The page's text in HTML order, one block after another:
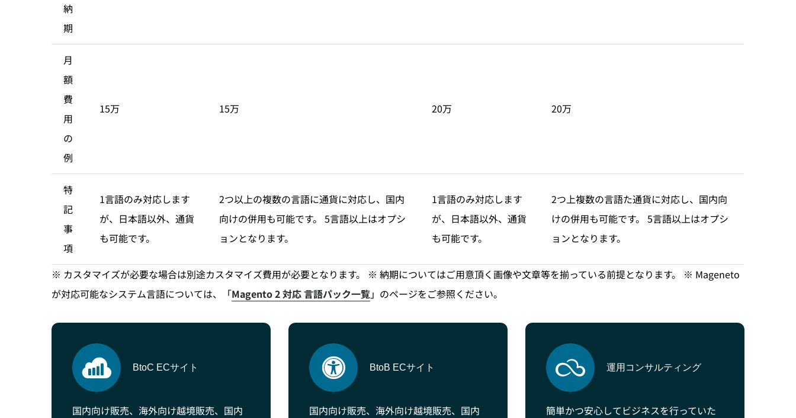
納
期
月
額
費
用
の
例
15万 15万 20万 20万
特
記
事
項
1言語のみ対応します
が、日本語以外、通貨
も可能です。
2つ以上の複数の言語に通貨に対応し、国内
向けの併用も可能です。 5言語以上はオプシ
ョンとなります。
1言語のみ対応します
が、日本語以外、通貨
も可能です。
2つ上複数の言語た通貨に対応し、国内向
けの併用も可能です。 5言語以上はオプシ
ョンとなります。
※ カスタマイズが必要な場合は別途カスタマイズ費用が必要となります。 ※ 納期についてはご用意頂く画像や文章等を揃っている前提となります。 ※ Mageneto
が対応可能なシステム言語については、「Magento 2 対応 言語パック一覧」のページをご参照ください。
BtoC ECサイト
国内向け販売、海外向け越境販売、国内
BtoB ECサイト
国内向け販売、海外向け越境販売、国内
運用コンサルティング
簡単かつ安心してビジネスを行っていた